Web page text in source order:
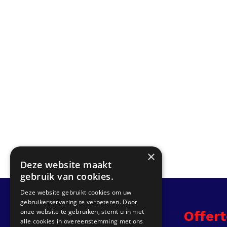
Info
×
Deze website maakt
gebruik van cookies.
Deze website gebruikt cookies om uw
gebruikerservaring te verbeteren. Door
onze website te gebruiken, stemt u in met
alle cookies in overeenstemming met ons